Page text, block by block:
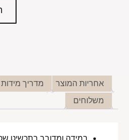
אחריות המוצר מדריך מידות
משלוחים